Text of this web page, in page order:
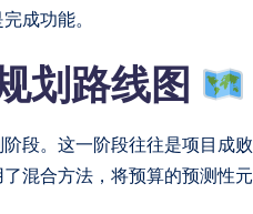
成功能。
划路线图
段。这一阶段往往是项目成
混合方法，将预算的预测性